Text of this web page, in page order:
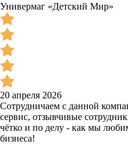
Универмаг «Детский Мир»
20 апреля 2026
Сотрудничаем с данной
сервис, отзывчивые
чётко и по делу - как мы
бизнеса!